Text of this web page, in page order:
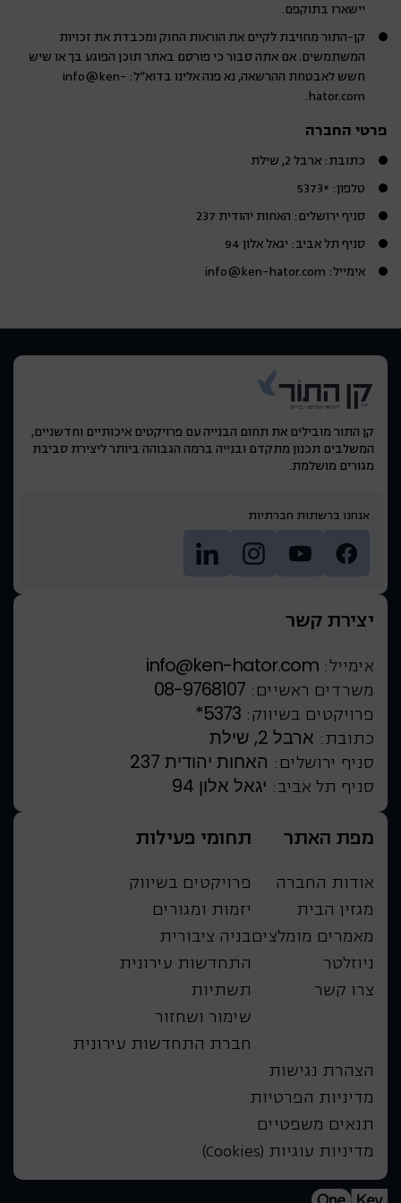
יישארו בתוקפם.
קן-התור מחויבת לקיים את הוראות החוק ומכבדת את זכויות
המשתמשים. אם אתה סבור כי פורסם באתר תוכן הפוגע בך או שיש
חשש לאבטחת ההרשאה, נא פנה אלינו בדוא”ל: info@ken-
hator.com.
פרטי החברה
כתובת: ארבל 2, שילת
טלפון: *5373
סניף ירושלים: האחות יהודית 237
סניף תל אביב: יגאל אלון 94
אימייל: info@ken-hator.com
קן התור מובילים את תחום הבנייה עם פרויקטים איכותיים וחדשניים,
המשלבים תכנון מתקדם ובנייה ברמה הגבוהה ביותר ליצירת סביבת
מגורים מושלמת.
אנחנו ברשתות חברתיות
יצירת קשר
אימייל: info@ken-hator.com
משרדים ראשיים: 08-9768107
פרויקטים בשיווק: *5373
כתובת: ארבל 2, שילת
סניף ירושלים: האחות יהודית 237
סניף תל אביב: יגאל אלון 94
מפת האתר
אודות החברה
מגזין הבית
מאמרים מומלצים
ניוזלטר
צרו קשר
תחומי פעילות
פרויקטים בשיווק
יזמות ומגורים
בניה ציבורית
התחדשות עירונית
תשתיות
שימור ושחזור
חברת התחדשות עירונית
הצהרת נגישות
מדיניות הפרטיות
תנאים משפטיים
מדיניות עוגיות (Cookies)